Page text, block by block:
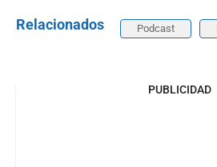
Relacionados Podcast
PUBLICIDAD